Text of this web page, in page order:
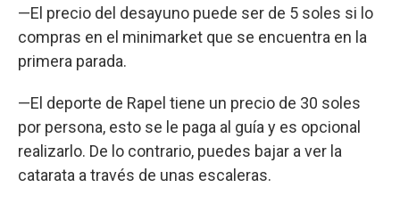
—El precio del desayuno puede ser de 5 soles si lo
compras en el minimarket que se encuentra en la
primera parada.
—El deporte de Rapel tiene un precio de 30 soles
por persona, esto se le paga al guía y es opcional
realizarlo. De lo contrario, puedes bajar a ver la
catarata a través de unas escaleras.